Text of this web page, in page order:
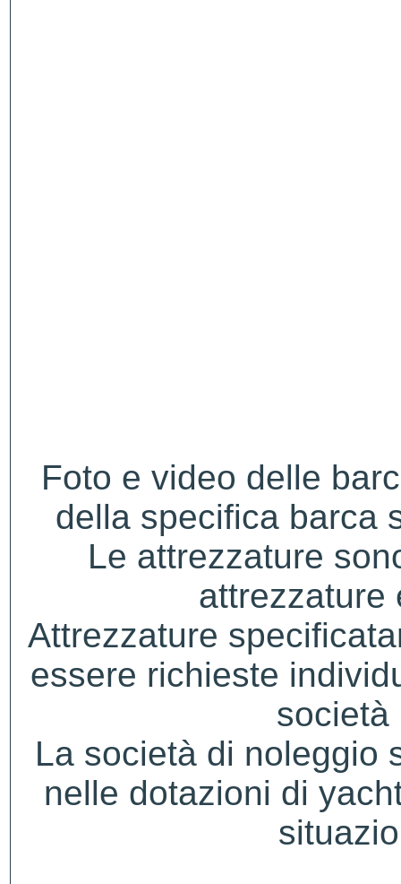
Foto e video delle
della specifica barca
Le attrezzature
attrezzature
Attrezzature
essere richieste
società
La società di noleggio
nelle dotazioni di